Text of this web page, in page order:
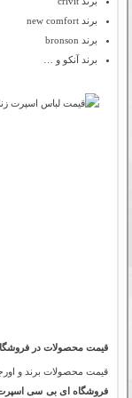
برند new comfort
برند bronson
برند آنکو و …
قیمت محصولات در
قیمت محصولات برند و
فروشگاه ای بی سی